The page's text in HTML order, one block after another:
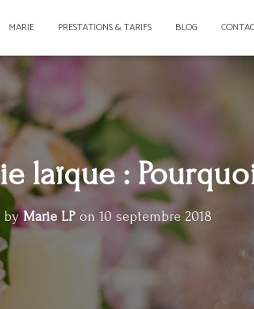
MARIE PRESTATIONS & TARIFS BLOG
laïque :
by Marie LPon 10 septembre 2018